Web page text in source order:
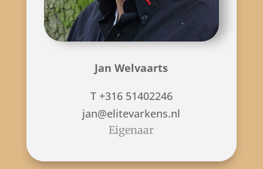
Jan Welvaarts
T +316 51402246
jan@elitevarkens.nl
Eigenaar